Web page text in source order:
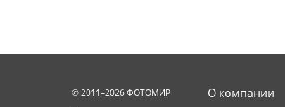
© 2011–2026 ФОТОМИР
О компании